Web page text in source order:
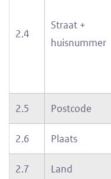
2.4
Straat +
huisnummer
2.5 Postcode
2.6 Plaats
2.7 Land